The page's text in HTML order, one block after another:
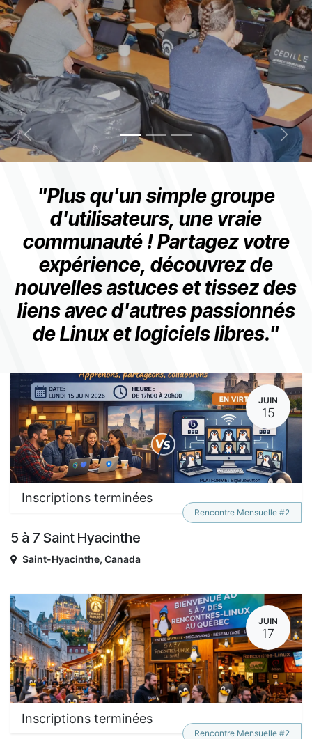
Précédent
"Plus qu'un simple groupe
d'utilisateurs, une vraie
communauté ! Partagez votre
expérience, découvrez de
nouvelles astuces et tissez des
liens avec d'autres passionnés
de Linux et logiciels libres."
JUIN
15
Inscriptions terminées
5 à 7 Saint Hyacinthe
Rencontre Mensuelle #2
Saint-Hyacinthe, Canada
JUIN
17
Inscriptions terminées
Rencontre Mensuelle #2